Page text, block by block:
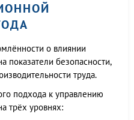
о влиянии
показатели безопасности,
труда.
подхода к управлению
трёх уровнях: